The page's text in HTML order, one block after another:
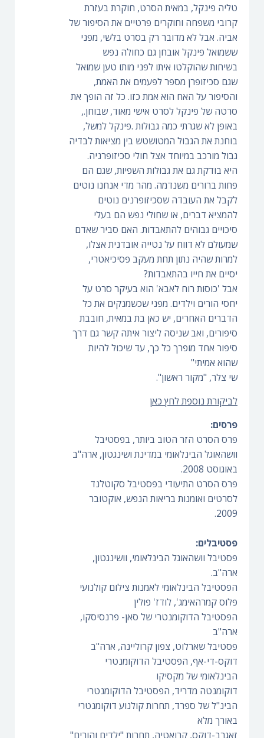
טליה פינקל, במאית הסרט, חוקרת בעזרת
קרובי משפחה וחוקרים פרטיים את הסיפור של
אביה. אבל לא מדובר רק בסרט בלשי, מפני
ששמואל פינקל אובחן גם כחולה נפש
בשיחות שהוקלטו איתו לפני מותו טען שמואל
שגם סכיזופרן מספר לפעמים את האמת,
והסיפור על האח הוא אמת כזו. כל זה הופך את
סרטה של פינקל לסרט אישי מאוד, שבוחן.,
באופן לא שגרתי כמה גבולות .פינקל למשל,
בוחנת את הגבול המטושטש בין מציאות לבדיה
גבול מורכב במיוחד אצל חולי סכיזופרניה.
היא בודקת גם את גבולות השפיות, שגם הם
פחות ברורים משנדמה. מהר מדי אנחנו נוטים
לקבל את העובדה שסכיזופרנים נוטים
להמציא דברים, או שחולי נפש הם בעלי
סיכויים גבוהים להתאבדות. האם סביר שאדם
שמעולם לא דווח על נטייה אובדנית אצלו,
למרות שהיה נתון תחת מעקב פסיכיאטרי,
יסיים את חייו בהתאבדות?
אבל 'כוסות רוח לאבא' הוא בעיקר סרט על
יחסי הורים וילדים. מפני שכשמנקים את כל
הדברים האחרים, יש כאן בת במאית, חובבת
סיפורים, ואב שניסה ליצור איתה קשר גם דרך
סיפור אחד מופרך כל כך, עד שיכול להיות
שהוא אמיתי"
שי צלר, "מקור ראשון".
לביקורת נוספת לחץ כאן
פרסים:
פרס הסרט הזר הטוב ביותר, בפסטיבל
וושהאוגל הבינלאומי במדינת ושינגטון, ארה"ב
באוגוסט 2008.
פרס הסרט התיעודי בפסטיבל סקוטלנד
לסרטים ואומנות בריאות הנפש, אוקטובר
2009.
פסטיבלים:
פסטיבל וושהאוגל הבינלאומי, וושינגטון,
ארה"ב.
הפסטיבל הבינלאומי לאמנות צילום קולנועי
פלוס קמרהאימג', לודז' פולין
הפסטיבל הדוקומנטרי של סאן- פרנסיסקו,
ארה"ב
פסטיבל שארלוט, צפון קרוליינה, ארה"ב
דוקס-די-אף, הפסטיבל הדוקומנטרי
הבינלאומי של מקסיקו
דוקומנטה מדריד, הפסטיבל הדוקומנטרי
הבינ"ל של ספרד, תחרות קולנוע דוקומנטרי
באורך מלא
זאגרב-דוקס, קרואטיה, תחרות "ילדים והורים"